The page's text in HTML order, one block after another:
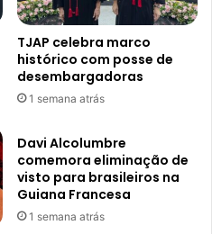
TJAP celebra marco
histórico com posse de
desembargadoras
1 semana atrás
Davi Alcolumbre
comemora eliminação de
visto para brasileiros na
Guiana Francesa
1 semana atrás